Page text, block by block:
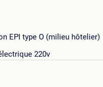
EPI type O (milieu hôtelier)
220v